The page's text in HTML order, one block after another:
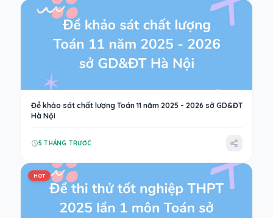
Đề khảo sát chất lượng Toán 11 năm 2025 - 2026 sở GD&ĐT
Hà Nội
5 THÁNG TRƯỚC
HOT